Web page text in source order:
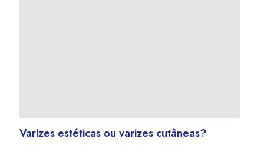
Varizes estéticas ou varizes cutâneas?